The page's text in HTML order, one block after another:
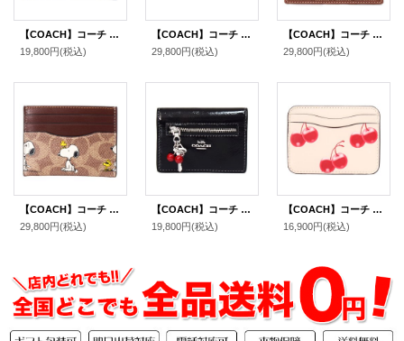
【COACH】コーチ カードケース ぺブルレザー C ロゴ カードケース スリム パスケース 定期入れ 名刺入れ ダークネイビー（日本未発売）
19,800円(税込)
【COACH】コーチ カードケース コーティングキャンバス レザー シグネチャー エッセンシャル スリム カードケース 二つ折り コインケース パスケース 定期入れ 名刺入れ タンキャラメル（日本未発売）
29,800円(税込)
【COACH】コーチ ディズニー ミッキー コラボ ジャガード レザー シグネチャー スリム ID パスケース カードケース 定期入れ 名刺入れ カーキマルチ（日本未発売）
29,800円(税込)
【COACH】コーチ スヌーピー カードケース ピーナッツ コラボ コーティングキャンバス レザー シグネチャー プリント スリム ID パスケース 定期入れ 名刺入れ タンマルチ（日本未発売）
29,800円(税込)
【COACH】コーチ カードケース さくらんぼ グレイズドレザー 鍵 チャーム付き スリム カードケース 二つ折り コインケース パスケース 定期入れ 名刺入れ ブラック（日本未発売）
19,800円(税込)
【COACH】コーチ カードケース Coachtopia さくらんぼ レザー チェリー ロゴ スリム パスケース カードケース 定期入れ 名刺入れ マルチ（日本未発売）
16,900円(税込)